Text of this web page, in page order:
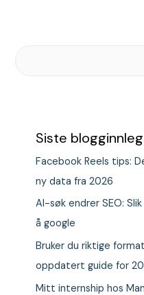
Siste
Facebook Reels tips:
ny data fra 2026
AI-søk endrer SEO:
å google
Bruker du riktige
oppdatert guide for
Mitt internship hos